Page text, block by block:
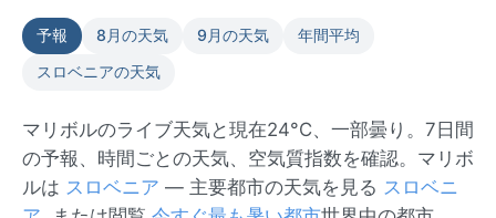
予報 8月の天気 9月の天気
年間平均
スロベニアの天気
マリボルのライブ天気と現在24°C、一部曇り。7日間
の予報、時間ごとの天気、空気質指数を確認。マリボ
ルは スロベニア — 主要都市の天気を見る スロベニ